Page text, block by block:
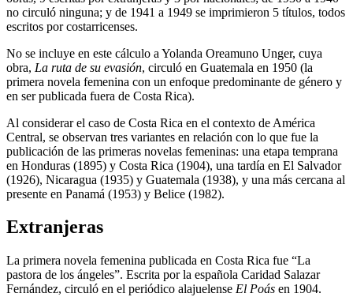
no circuló ninguna; y de 1941 a 1949 se imprimieron 5 títulos, todos
escritos por costarricenses.
No se incluye en este cálculo a Yolanda Oreamuno Unger, cuya
obra, La ruta de su evasión, circuló en Guatemala en 1950 (la
primera novela femenina con un enfoque predominante de género y
en ser publicada fuera de Costa Rica).
Al considerar el caso de Costa Rica en el contexto de América
Central, se observan tres variantes en relación con lo que fue la
publicación de las primeras novelas femeninas: una etapa temprana
en Honduras (1895) y Costa Rica (1904), una tardía en El Salvador
(1926), Nicaragua (1935) y Guatemala (1938), y una más cercana al
presente en Panamá (1953) y Belice (1982).
Extranjeras
La primera novela femenina publicada en Costa Rica fue “La
pastora de los ángeles”. Escrita por la española Caridad Salazar
Fernández, circuló en el periódico alajuelense El Poás en 1904.